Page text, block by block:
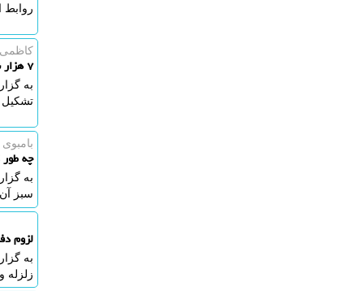
روابط
۷ هزار نیروی بهداشت پاسخگوی ۱۷ میلیون دانش آموز هستند
به
تشکیل
چه
به
سبز
لزوم
به
زلزله